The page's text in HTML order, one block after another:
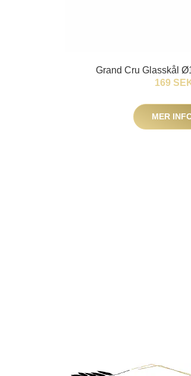
Grand Cru Glasskål
169
MER